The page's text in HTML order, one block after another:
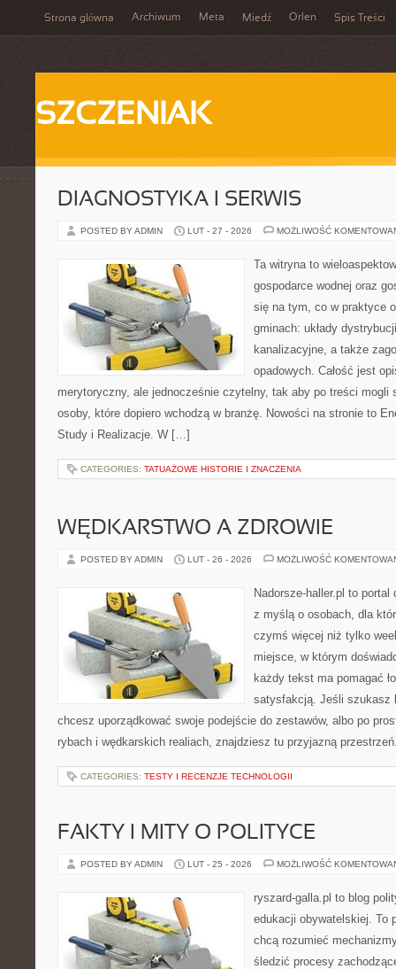
Strona główna Archiwum Meta Miedź Orlen Spis Treści
SZCZENIAK
DIAGNOSTYKA I SERWIS
POSTED BY ADMIN LUT - 27 - 2026 MOŻLIWOŚĆ
Ta witryna to
gospodarce wodnej oraz
się na tym, co w praktyce
gminach: układy
kanalizacyjne, a także
opadowych. Całość jest
merytoryczny, ale jednocześnie czytelny, tak aby po treści mogli
osoby, które dopiero wchodzą w branżę. Nowości na stronie to
Study i Realizacje. W […]
CATEGORIES: TATUAŻOWE HISTORIE I ZNACZENIA
WĘDKARSTWO A ZDROWIE
POSTED BY ADMIN LUT - 26 - 2026 MOŻLIWOŚĆ
Nadorsze-haller.pl to portal
z myślą o osobach, dla
czymś więcej niż tylko
miejsce, w którym
każdy tekst ma pomagać
satysfakcją. Jeśli szukasz
chcesz uporządkować swoje podejście do zestawów, albo po
rybach i wędkarskich realiach, znajdziesz tu przyjazną
CATEGORIES: TESTY I RECENZJE TECHNOLOGII
FAKTY I MITY O POLITYCE
POSTED BY ADMIN LUT - 25 - 2026 MOŻLIWOŚĆ
ryszard-galla.pl to blog
edukacji obywatelskiej. To
chcą rozumieć
śledzić procesy